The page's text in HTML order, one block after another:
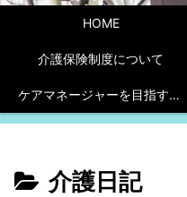
HOME
介護保険制度について
ケアマネージャーを目指すには！
介護日記